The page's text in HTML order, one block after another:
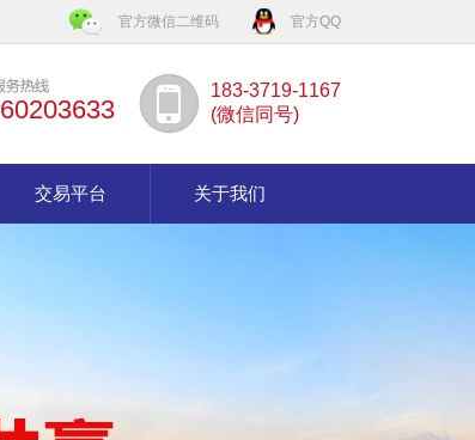
官方微信二维码 官方QQ
183-3719-1167
(微信同号)
交易平台 关于我们